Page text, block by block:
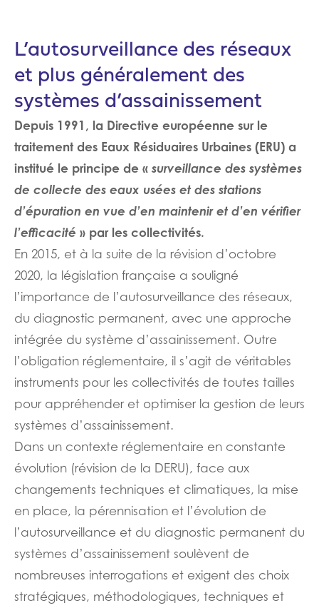
L’autosurveillance des réseaux
et plus généralement des
systèmes d’assainissement
Depuis 1991, la Directive européenne sur le
traitement des Eaux Résiduaires Urbaines (ERU) a
institué le principe de « surveillance des systèmes
de collecte des eaux usées et des stations
d’épuration en vue d’en maintenir et d’en vérifier
l’efficacité » par les collectivités.
En 2015, et à la suite de la révision d’octobre
2020, la législation française a souligné
l’importance de l’autosurveillance des réseaux,
du diagnostic permanent, avec une approche
intégrée du système d’assainissement. Outre
l’obligation réglementaire, il s’agit de véritables
instruments pour les collectivités de toutes tailles
pour appréhender et optimiser la gestion de leurs
systèmes d’assainissement.
Dans un contexte réglementaire en constante
évolution (révision de la DERU), face aux
changements techniques et climatiques, la mise
en place, la pérennisation et l’évolution de
l’autosurveillance et du diagnostic permanent du
systèmes d’assainissement soulèvent de
nombreuses interrogations et exigent des choix
stratégiques, méthodologiques, techniques et